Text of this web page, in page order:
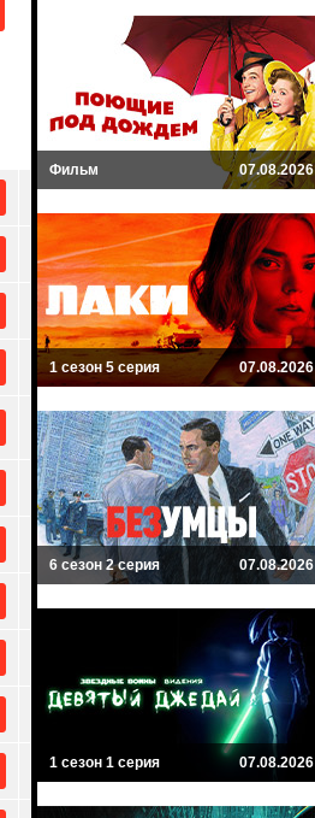
Фильм 07.08.2026
1 сезон 5 серия 07.08.2026
6 сезон 2 серия 07.08.2026
1 сезон 1 серия 07.08.2026